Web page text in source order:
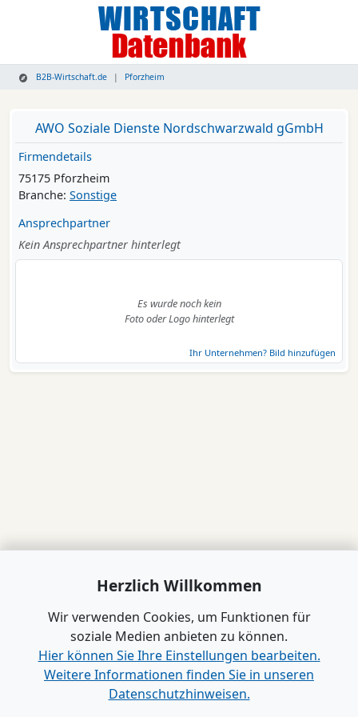
B2B-Wirtschaft.de Pforzheim
AWO Soziale Dienste Nordschwarzwald gGmbH
Firmendetails
75175 Pforzheim
Branche: Sonstige
Ansprechpartner
Kein Ansprechpartner hinterlegt
Es wurde noch kein
Foto oder Logo hinterlegt
Ihr Unternehmen? Bild hinzufügen
Herzlich Willkommen
Wir verwenden Cookies, um Funktionen für
soziale Medien anbieten zu können.
Hier können Sie Ihre Einstellungen bearbeiten.
Weitere Informationen finden Sie in unseren
Datenschutzhinweisen.